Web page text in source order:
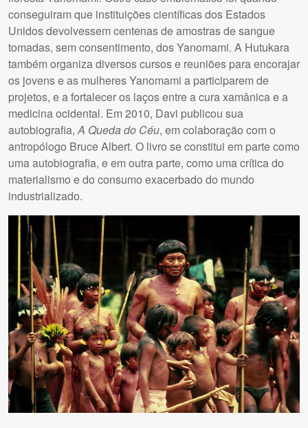
conseguiram que instituições científicas dos Estados
Unidos devolvessem centenas de amostras de sangue
tomadas, sem consentimento, dos Yanomami. A Hutukara
também organiza diversos cursos e reuniões para encorajar
os jovens e as mulheres Yanomami a participarem de
projetos, e a fortalecer os laços entre a cura xamânica e a
medicina ocidental. Em 2010, Davi publicou sua
autobiografia,A Queda do Céu, em colaboração com o
antropólogo Bruce Albert. O livro se constitui em parte como
uma autobiografia, e em outra parte, como uma crítica do
materialismo e do consumo exacerbado do mundo
industrializado.